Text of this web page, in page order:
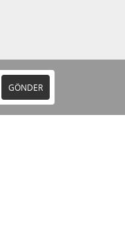
GÖNDER